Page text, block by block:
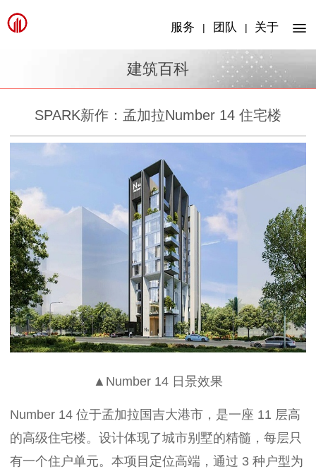
服务 | 团队 | 关于
建筑百科
SPARK新作：孟加拉Number 14 住宅楼
▲Number 14 日景效果
Number 14 位于孟加拉国吉大港市，是一座 11 层高
的高级住宅楼。设计体现了城市别墅的精髓，每层只
有一个住户单元。本项目定位高端，通过 3 种户型为